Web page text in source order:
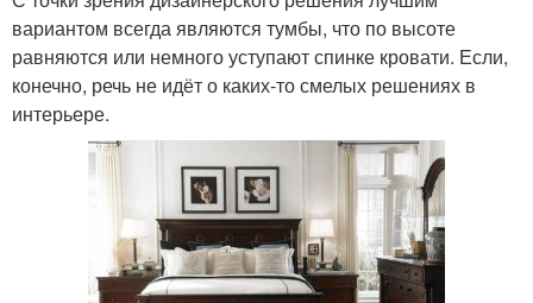
вариантом всегда являются тумбы, что по высоте
равняются или немного уступают спинке кровати. Если,
конечно, речь не идёт о каких-то смелых решениях в
интерьере.